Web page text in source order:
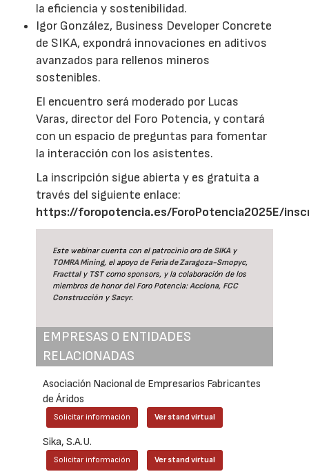
la eficiencia y sostenibilidad.
Igor González, Business Developer Concrete
de SIKA, expondrá innovaciones en aditivos
avanzados para rellenos mineros
sostenibles.
El encuentro será moderado por Lucas
Varas, director del Foro Potencia, y contará
con un espacio de preguntas para fomentar
la interacción con los asistentes.
La inscripción sigue abierta y es gratuita a
través del siguiente enlace:
https://foropotencia.es/ForoPotencia2025E/
Este webinar cuenta con el patrocinio oro de SIKAy
TOMRA Mining, el apoyo de Feria de Zaragoza-Smopyc,
Fracttaly TSTcomo sponsors, y la colaboración de los
miembros de honor del Foro Potencia:Acciona, FCC
Construccióny Sacyr.
EMPRESAS O ENTIDADES
RELACIONADAS
Asociación Nacional de Empresarios Fabricantes
de Áridos
Solicitar información Ver stand virtual
Sika, S.A.U.
Solicitar información Ver stand virtual